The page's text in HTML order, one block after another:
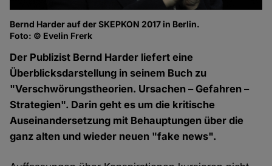
Bernd Harder auf der SKEPKON 2017 in Berlin.
Foto: © Evelin Frerk
Der Publizist Bernd Harder liefert eine
Überblicksdarstellung in seinem Buch zu
"Verschwörungstheorien. Ursachen – Gefahren –
Strategien". Darin geht es um die kritische
Auseinandersetzung mit Behauptungen über die
ganz alten und wieder neuen "fake news".